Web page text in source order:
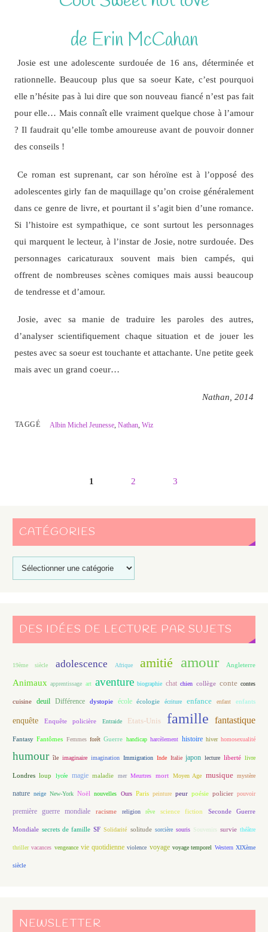
de Erin McCahan
Josie est une adolescente surdouée de 16 ans, déterminée et
rationnelle. Beaucoup plus que sa soeur Kate, c’est pourquoi
elle n’hésite pas à lui dire que son nouveau fiancé n’est pas fait
pour elle… Mais connaît elle vraiment quelque chose à l’amour
? Il faudrait qu’elle tombe amoureuse avant de pouvoir donner
des conseils !
Ce roman est suprenant, car son héroïne est à l’opposé des
adolescentes girly fan de maquillage qu’on croise généralement
dans ce genre de livre, et pourtant il s’agit bien d’une romance.
Si l’histoire est sympathique, ce sont surtout les personnages
qui marquent le lecteur, à l’instar de Josie, notre surdouée. Des
personnages caricaturaux souvent mais bien campés, qui
offrent de nombreuses scènes comiques mais aussi beaucoup
de tendresse et d’amour.
Josie, avec sa manie de traduire les paroles des autres,
d’analyser scientifiquement chaque situation et de jouer les
pestes avec sa soeur est touchante et attachante. Une petite geek
mais avec un grand coeur…
Nathan, 2014
TAGGÉ Albin Michel Jeunesse ,Nathan ,Wiz
1 2 3
CATÉGORIES
DES IDÉES DE LECTURE PAR SUJETS
19ème siècle adolescence Afrique amitié amour Angleterre
Animaux apprentissage art aventure biographie chat chien collège conte contes
cuisine deuil Différence dystopie école écologie écriture enfance enfant enfants
enquête Enquête policière Entraide Etats-Unis famille fantastique
Fantasy Fantômes Femmes forêt Guerre handicap harcèlement histoire hiver homosexualité
humour île imaginaire imagination Immigration Inde Italie japon lecture liberté livre
Londres loup lycée magie maladie mer Meurtres mort Moyen Age musique mystère
nature neige New-York Noël nouvelles Ours Paris peinture peur poésie policier pouvoir
première guerre mondiale racisme religion rêve science fiction Seconde Guerre
Mondiale secrets de famille SF Solidarité solitude sorcière souris Souvenirs survie théâtre
thriller vacances vengeance vie quotidienne violence voyage voyage temporel Western XIXème
siècle
NEWSLETTER